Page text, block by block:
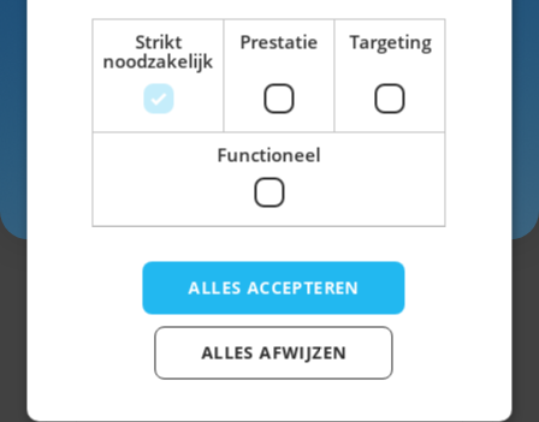
Schrijf een review
Je beoordeling:
Schrijf je review hier...
Strikt
noodzakelijk
Prestatie Targeting
Functioneel
ALLES ACCEPTEREN
ALLES AFWIJZEN
Voor- en achternaam
Inschrijven